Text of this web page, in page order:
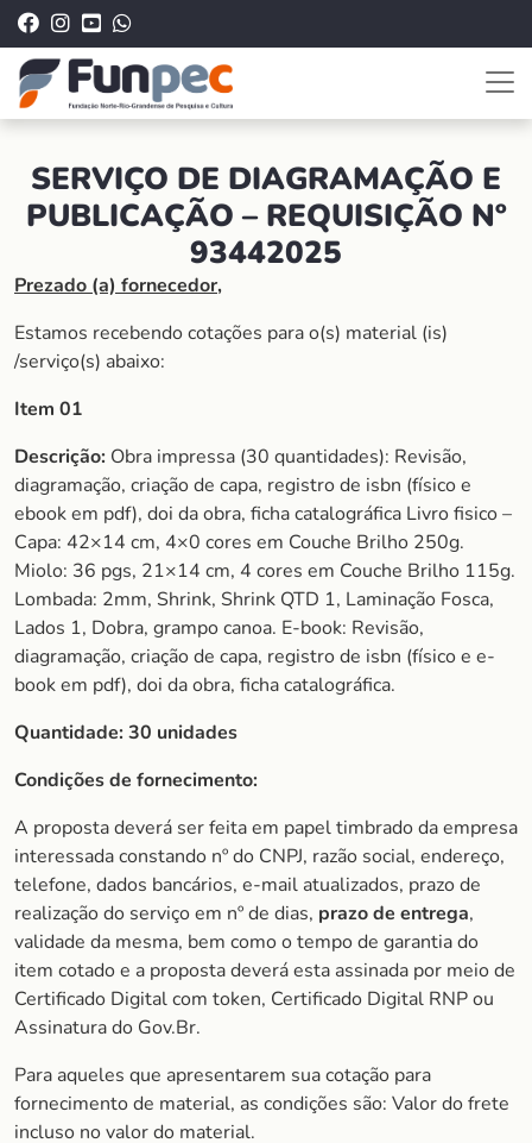
SERVIÇO DE DIAGRAMAÇÃO E
PUBLICAÇÃO – REQUISIÇÃO Nº
93442025
Prezado (a) fornecedor,
Estamos recebendo cotações para o(s) material (is)
/serviço(s) abaixo:
Item 01
Descrição: Obra impressa (30 quantidades): Revisão,
diagramação, criação de capa, registro de isbn (físico e
ebook em pdf), doi da obra, ficha catalográfica Livro fisico –
Capa: 42×14 cm, 4×0 cores em Couche Brilho 250g.
Miolo: 36 pgs, 21×14 cm, 4 cores em Couche Brilho 115g.
Lombada: 2mm, Shrink, Shrink QTD 1, Laminação Fosca,
Lados 1, Dobra, grampo canoa. E-book: Revisão,
diagramação, criação de capa, registro de isbn (físico e e-
book em pdf), doi da obra, ficha catalográfica.
Quantidade: 30 unidades
Condições de fornecimento:
A proposta deverá ser feita em papel timbrado da empresa
interessada constando nº do CNPJ, razão social, endereço,
telefone, dados bancários, e-mail atualizados, prazo de
realização do serviço em nº de dias, prazo de entrega,
validade da mesma, bem como o tempo de garantia do
item cotado e a proposta deverá esta assinada por meio de
Certificado Digital com token, Certificado Digital RNP ou
Assinatura do Gov.Br.
Para aqueles que apresentarem sua cotação para
fornecimento de material, as condições são: Valor do frete
incluso no valor do material.